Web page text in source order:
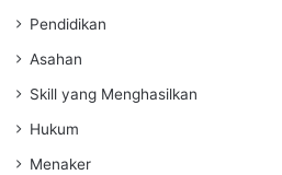
Pendidikan
Asahan
Skill yang Menghasilkan
Hukum
Menaker